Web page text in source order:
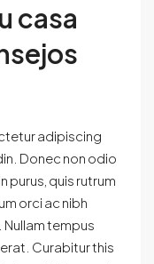
casa
adipiscing
Donec non odio
purus, quis rutrum
orci ac nibh
tempus
Curabitur this